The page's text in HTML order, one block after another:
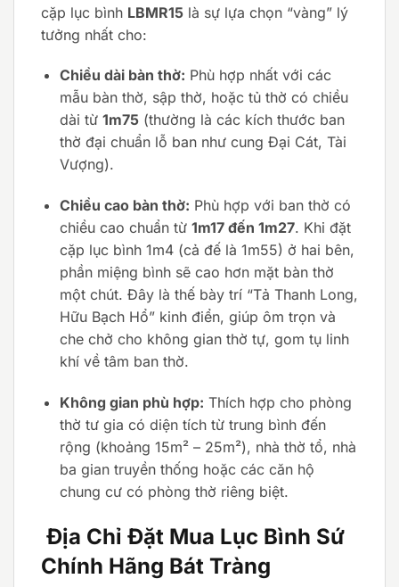
cặp lục bình LBMR15 là sự lựa chọn “vàng” lý
tưởng nhất cho:
Chiều dài bàn thờ: Phù hợp nhất với các
mẫu bàn thờ, sập thờ, hoặc tủ thờ có chiều
dài từ 1m75(thường là các kích thước ban
thờ đại chuẩn lỗ ban như cung Đại Cát, Tài
Vượng).
Chiều cao bàn thờ: Phù hợp với ban thờ có
chiều cao chuẩn từ 1m17 đến 1m27. Khi đặt
cặp lục bình 1m4 (cả đế là 1m55) ở hai bên,
phần miệng bình sẽ cao hơn mặt bàn thờ
một chút. Đây là thế bày trí “Tả Thanh Long,
Hữu Bạch Hổ” kinh điển, giúp ôm trọn và
che chở cho không gian thờ tự, gom tụ linh
khí về tâm ban thờ.
Không gian phù hợp: Thích hợp cho phòng
thờ tư gia có diện tích từ trung bình đến
rộng (khoảng 15m² – 25m²), nhà thờ tổ, nhà
ba gian truyền thống hoặc các căn hộ
chung cư có phòng thờ riêng biệt.
Địa Chỉ Đặt Mua Lục Bình Sứ
Chính Hãng Bát Tràng